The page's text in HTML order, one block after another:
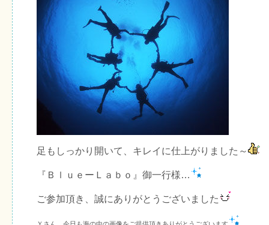
足もしっかり開いて、キレイに仕上がりました～
『ＢｌｕｅーＬａｂｏ』御一行様…
ご参加頂き、誠にありがとうございました